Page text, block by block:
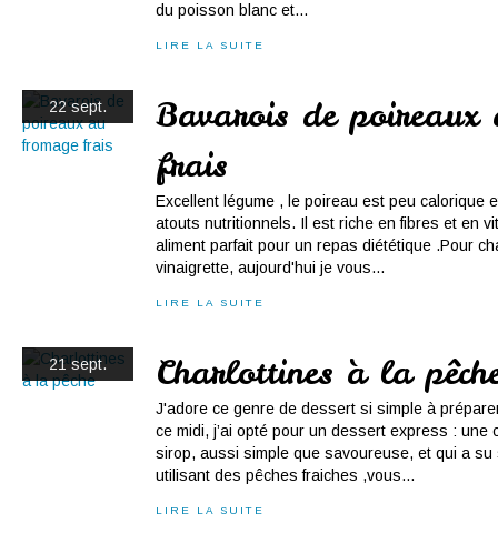
du poisson blanc et...
LIRE LA SUITE
22 sept.
Bavarois de poireaux
frais
Excellent légume , le poireau est peu calorique
atouts nutritionnels. Il est riche en fibres et en
aliment parfait pour un repas diététique .Pour
vinaigrette, aujourd'hui je vous...
LIRE LA SUITE
21 sept. Charlottines à la
J'adore ce genre de dessert si simple à
ce midi, j’ai opté pour un dessert express : une
sirop, aussi simple que savoureuse, et qui a
utilisant des pêches fraiches ,vous...
LIRE LA SUITE